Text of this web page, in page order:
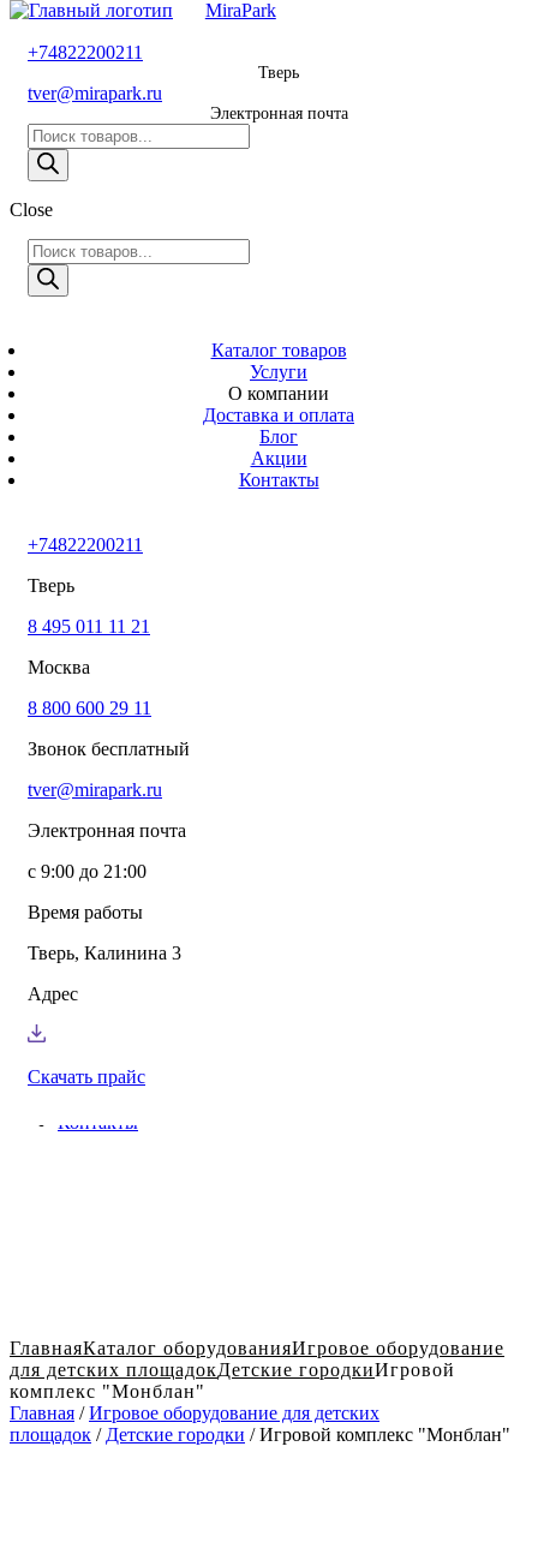
MiraPark
бесплатный
+74822200211
Электронная
Время работы
Тверь,
Калинина 3
+74822200211 info@mirapark.ru
Каталог товаров
Игровое оборудование для детских площадок
Оборудование для площадок для выгула собак
Спортивное оборудование для улицы
Малые архитектурные формы под заказ
Услуги
Озеленение благоустройство
Монтаж детских площадок
Резиновые покрытия для площадок
Установка МАФ
Доставка и оплата в Твери
Контакты
MiraPark
+74822200211
Тверь
tver@mirapark.ru
Электронная почта
Поиск
товаров
Close
Поиск
товаров
Каталог товаров
Услуги
О компании
Доставка и оплата
Блог
Акции
Контакты
+74822200211
Тверь
8 495 011 11 21
Москва
8 800 600 29 11
Звонок бесплатный
tver@mirapark.ru
Электронная почта
с 9:00 до 21:00
Время работы
Тверь, Калинина 3
Адрес
Скачать прайс
ГлавнаяКаталог оборудованияИгровое оборудование
для детских площадокДетские городкиИгровой
комплекс "Монблан"
Главная /Игровое оборудование для детских
площадок / Детские городки / Игровой комплекс "Монблан"